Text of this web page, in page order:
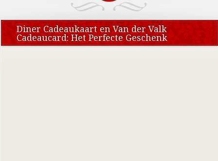
Diner Cadeaukaart en Van der Valk
Cadeaucard: Het Perfecte Geschenk